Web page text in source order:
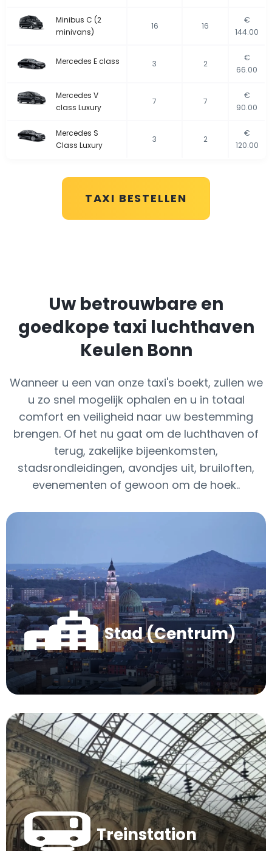
Minibus C (2
minivans)
16 16
€
144.00
Mercedes E class 3 2
€
66.00
Mercedes V
class Luxury
7 7
€
90.00
Mercedes S
Class Luxury
3 2
€
120.00
TAXI BESTELLEN
Uw betrouwbare en
goedkope taxi luchthaven
Keulen Bonn
Wanneer u een van onze taxi's boekt, zullen we
u zo snel mogelijk ophalen en u in totaal
comfort en veiligheid naar uw bestemming
brengen. Of het nu gaat om de luchthaven of
terug, zakelijke bijeenkomsten,
stadsrondleidingen, avondjes uit, bruiloften,
evenementen of gewoon om de hoek..
Stad (Centrum)
Treinstation